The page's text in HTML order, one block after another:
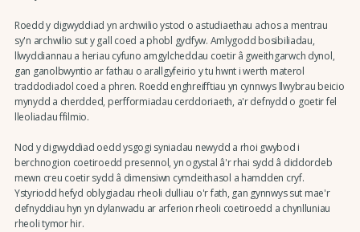
Roedd y digwyddiad yn archwilio ystod o astudiaethau achos a mentrau
sy'n archwilio sut y gall coed a phobl gydfyw. Amlygodd bosibiliadau,
llwyddiannau a heriau cyfuno amgylcheddau coetir â gweithgarwch dynol,
gan ganolbwyntio ar fathau o arallgyfeirio y tu hwnt i werth materol
traddodiadol coed a phren. Roedd enghreifftiau yn cynnwys llwybrau beicio
mynydd a cherdded, perfformiadau cerddoriaeth, a'r defnydd o goetir fel
lleoliadau ffilmio.
Nod y digwyddiad oedd ysgogi syniadau newydd a rhoi gwybod i
berchnogion coetiroedd presennol, yn ogystal â'r rhai sydd â diddordeb
mewn creu coetir sydd â dimensiwn cymdeithasol a hamdden cryf.
Ystyriodd hefyd oblygiadau rheoli dulliau o'r fath, gan gynnwys sut mae'r
defnyddiau hyn yn dylanwadu ar arferion rheoli coetiroedd a chynlluniau
rheoli tymor hir.